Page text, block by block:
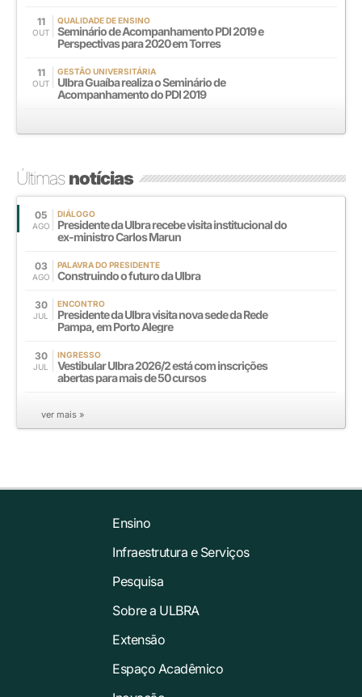
11
OUT
QUALIDADE DE ENSINO
Seminário de Acompanhamento PDI 2019 e
Perspectivas para 2020 em Torres
11
OUT
GESTÃO UNIVERSITÁRIA
Ulbra Guaíba realiza o Seminário de
Acompanhamento do PDI 2019
Últimasnotícias
05
AGO
DIÁLOGO
Presidente da Ulbra recebe visita institucional do
ex-ministro Carlos Marun
03
AGO
PALAVRA DO PRESIDENTE
Construindo o futuro da Ulbra
30
JUL
ENCONTRO
Presidente da Ulbra visita nova sede da Rede
Pampa, em Porto Alegre
30
JUL
INGRESSO
Vestibular Ulbra 2026/2 está com inscrições
abertas para mais de 50 cursos
ver mais »
Ensino
Infraestrutura e Serviços
Pesquisa
Sobre a ULBRA
Extensão
Espaço Acadêmico